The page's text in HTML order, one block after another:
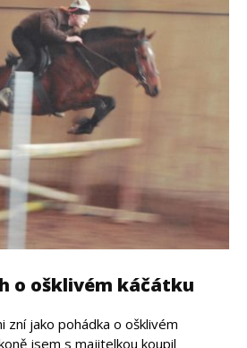
o ošklivém káčátku
zní jako pohádka o ošklivém
jsem s majitelkou koupil